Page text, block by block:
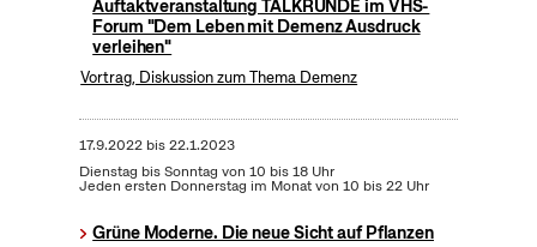
Auftaktveranstaltung TALKRUNDE im VHS-
Forum "Dem Leben mit Demenz Ausdruck
verleihen"
Vortrag, Diskussion zum Thema Demenz
17.9.2022bis22.1.2023
Dienstag bis Sonntag von 10 bis 18 Uhr
Jeden ersten Donnerstag im Monat von 10 bis 22 Uhr
Grüne Moderne. Die neue Sicht auf Pflanzen